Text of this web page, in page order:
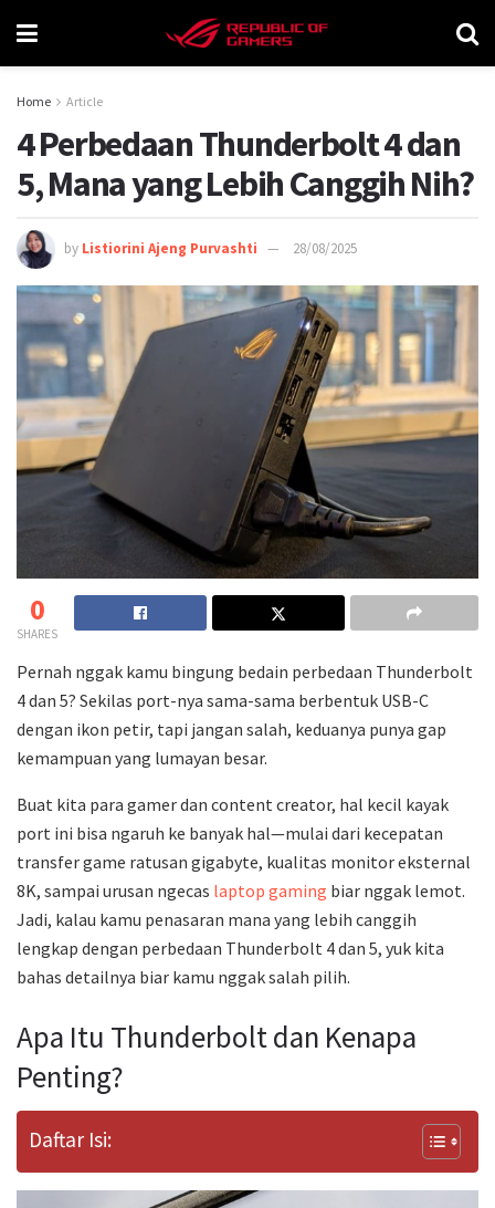
Home Article
4 Perbedaan Thunderbolt 4 dan
5, Mana yang Lebih Canggih Nih?
by Listiorini Ajeng Purvashti 28/08/2025
0
SHARES
Pernah nggak kamu bingung bedain perbedaan Thunderbolt
4 dan 5? Sekilas port-nya sama-sama berbentuk USB-C
dengan ikon petir, tapi jangan salah, keduanya punya gap
kemampuan yang lumayan besar.
Buat kita para gamer dan content creator, hal kecil kayak
port ini bisa ngaruh ke banyak hal—mulai dari kecepatan
transfer game ratusan gigabyte, kualitas monitor eksternal
8K, sampai urusan ngecas laptop gaming biar nggak lemot.
Jadi, kalau kamu penasaran mana yang lebih canggih
lengkap dengan perbedaan Thunderbolt 4 dan 5, yuk kita
bahas detailnya biar kamu nggak salah pilih.
Apa Itu Thunderbolt dan Kenapa
Penting?
Daftar Isi: